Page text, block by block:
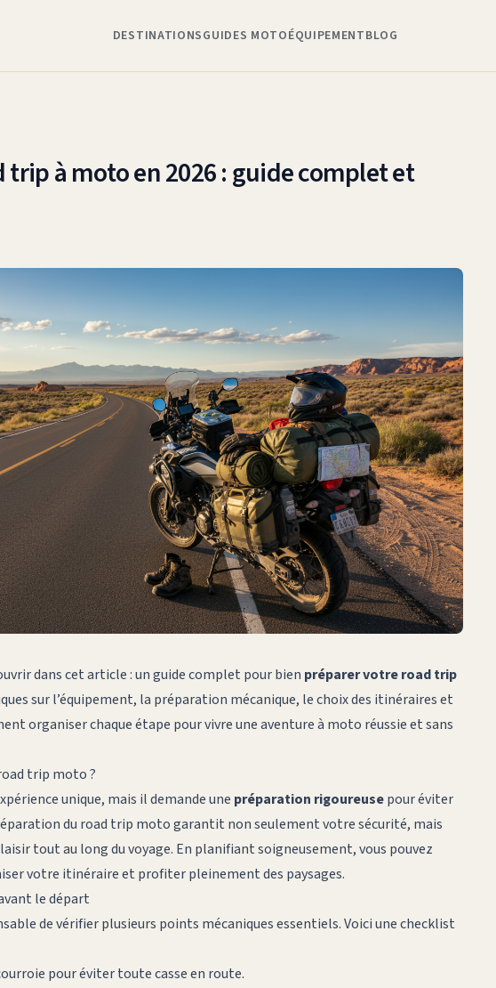
DESTINATIONSGUIDES MOTOÉQUIPEMENTBLOG
trip à moto en 2026 : guide complet et
dans cet article : un guide complet pour bien préparer votre road trip
sur l’équipement, la préparation mécanique, le choix des itinéraires et
organiser chaque étape pour vivre une aventure à moto réussie et sans
trip moto ?
unique, mais il demande une préparation rigoureusepour éviter
du road trip moto garantit non seulement votre sécurité, mais
tout au long du voyage. En planifiant soigneusement, vous pouvez
votre itinéraire et profiter pleinement des paysages.
le départ
de vérifier plusieurs points mécaniques essentiels. Voici une checklist
pour éviter toute casse en route.